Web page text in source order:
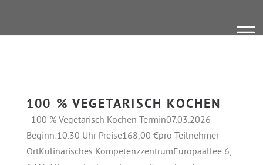
100 % VEGETARISCH KOCHEN
100 % Vegetarisch Kochen Termin07.03.2026
Beginn:10.30 Uhr Preise168,00 €pro Teilnehmer
OrtKulinarisches KompetenzzentrumEuropaallee 6,